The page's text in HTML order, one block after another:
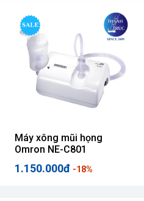
Máy xông mũi họng
Omron NE-C801
1.150.000đ -18%